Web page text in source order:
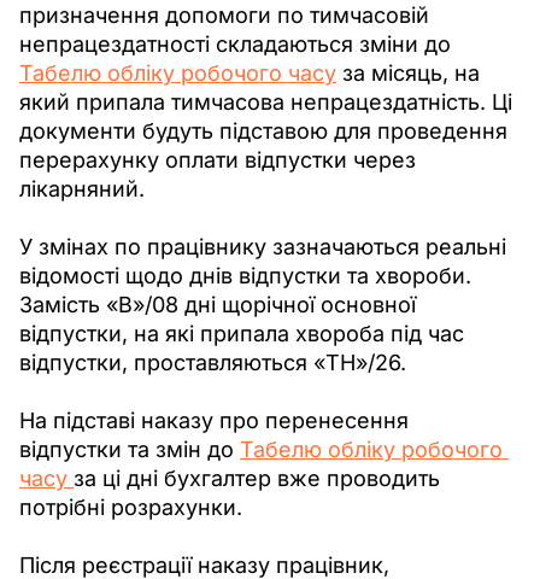
призначення допомоги по тимчасовій
непрацездатності складаються зміни до
Табелю обліку робочого часу за місяць, на
який припала тимчасова непрацездатність. Ці
документи будуть підставою для проведення
перерахунку оплати відпустки через
лікарняний.
У змінах по працівнику зазначаються реальні
відомості щодо днів відпустки та хвороби.
Замість «В»/08 дні щорічної основної
відпустки, на які припала хвороба під час
відпустки, проставляються «ТН»/26.
На підставі наказу про перенесення
відпустки та змін до Табелю обліку робочого
часу за ці дні бухгалтер вже проводить
потрібні розрахунки.
Після реєстрації наказу працівник,